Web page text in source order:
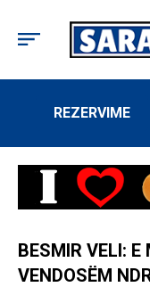
REZERVIME
BESMIR VELI:
VENDOSËM